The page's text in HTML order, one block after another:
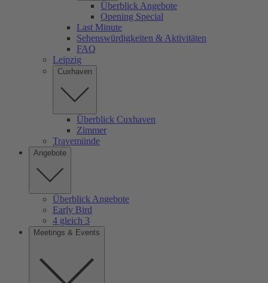
Überblick Angebote
Opening Special
Last Minute
Sehenswürdigkeiten & Aktivitäten
FAQ
Leipzig
Cuxhaven
Überblick Cuxhaven
Zimmer
Travemünde
Angebote
Überblick Angebote
Early Bird
4 gleich 3
Meetings & Events